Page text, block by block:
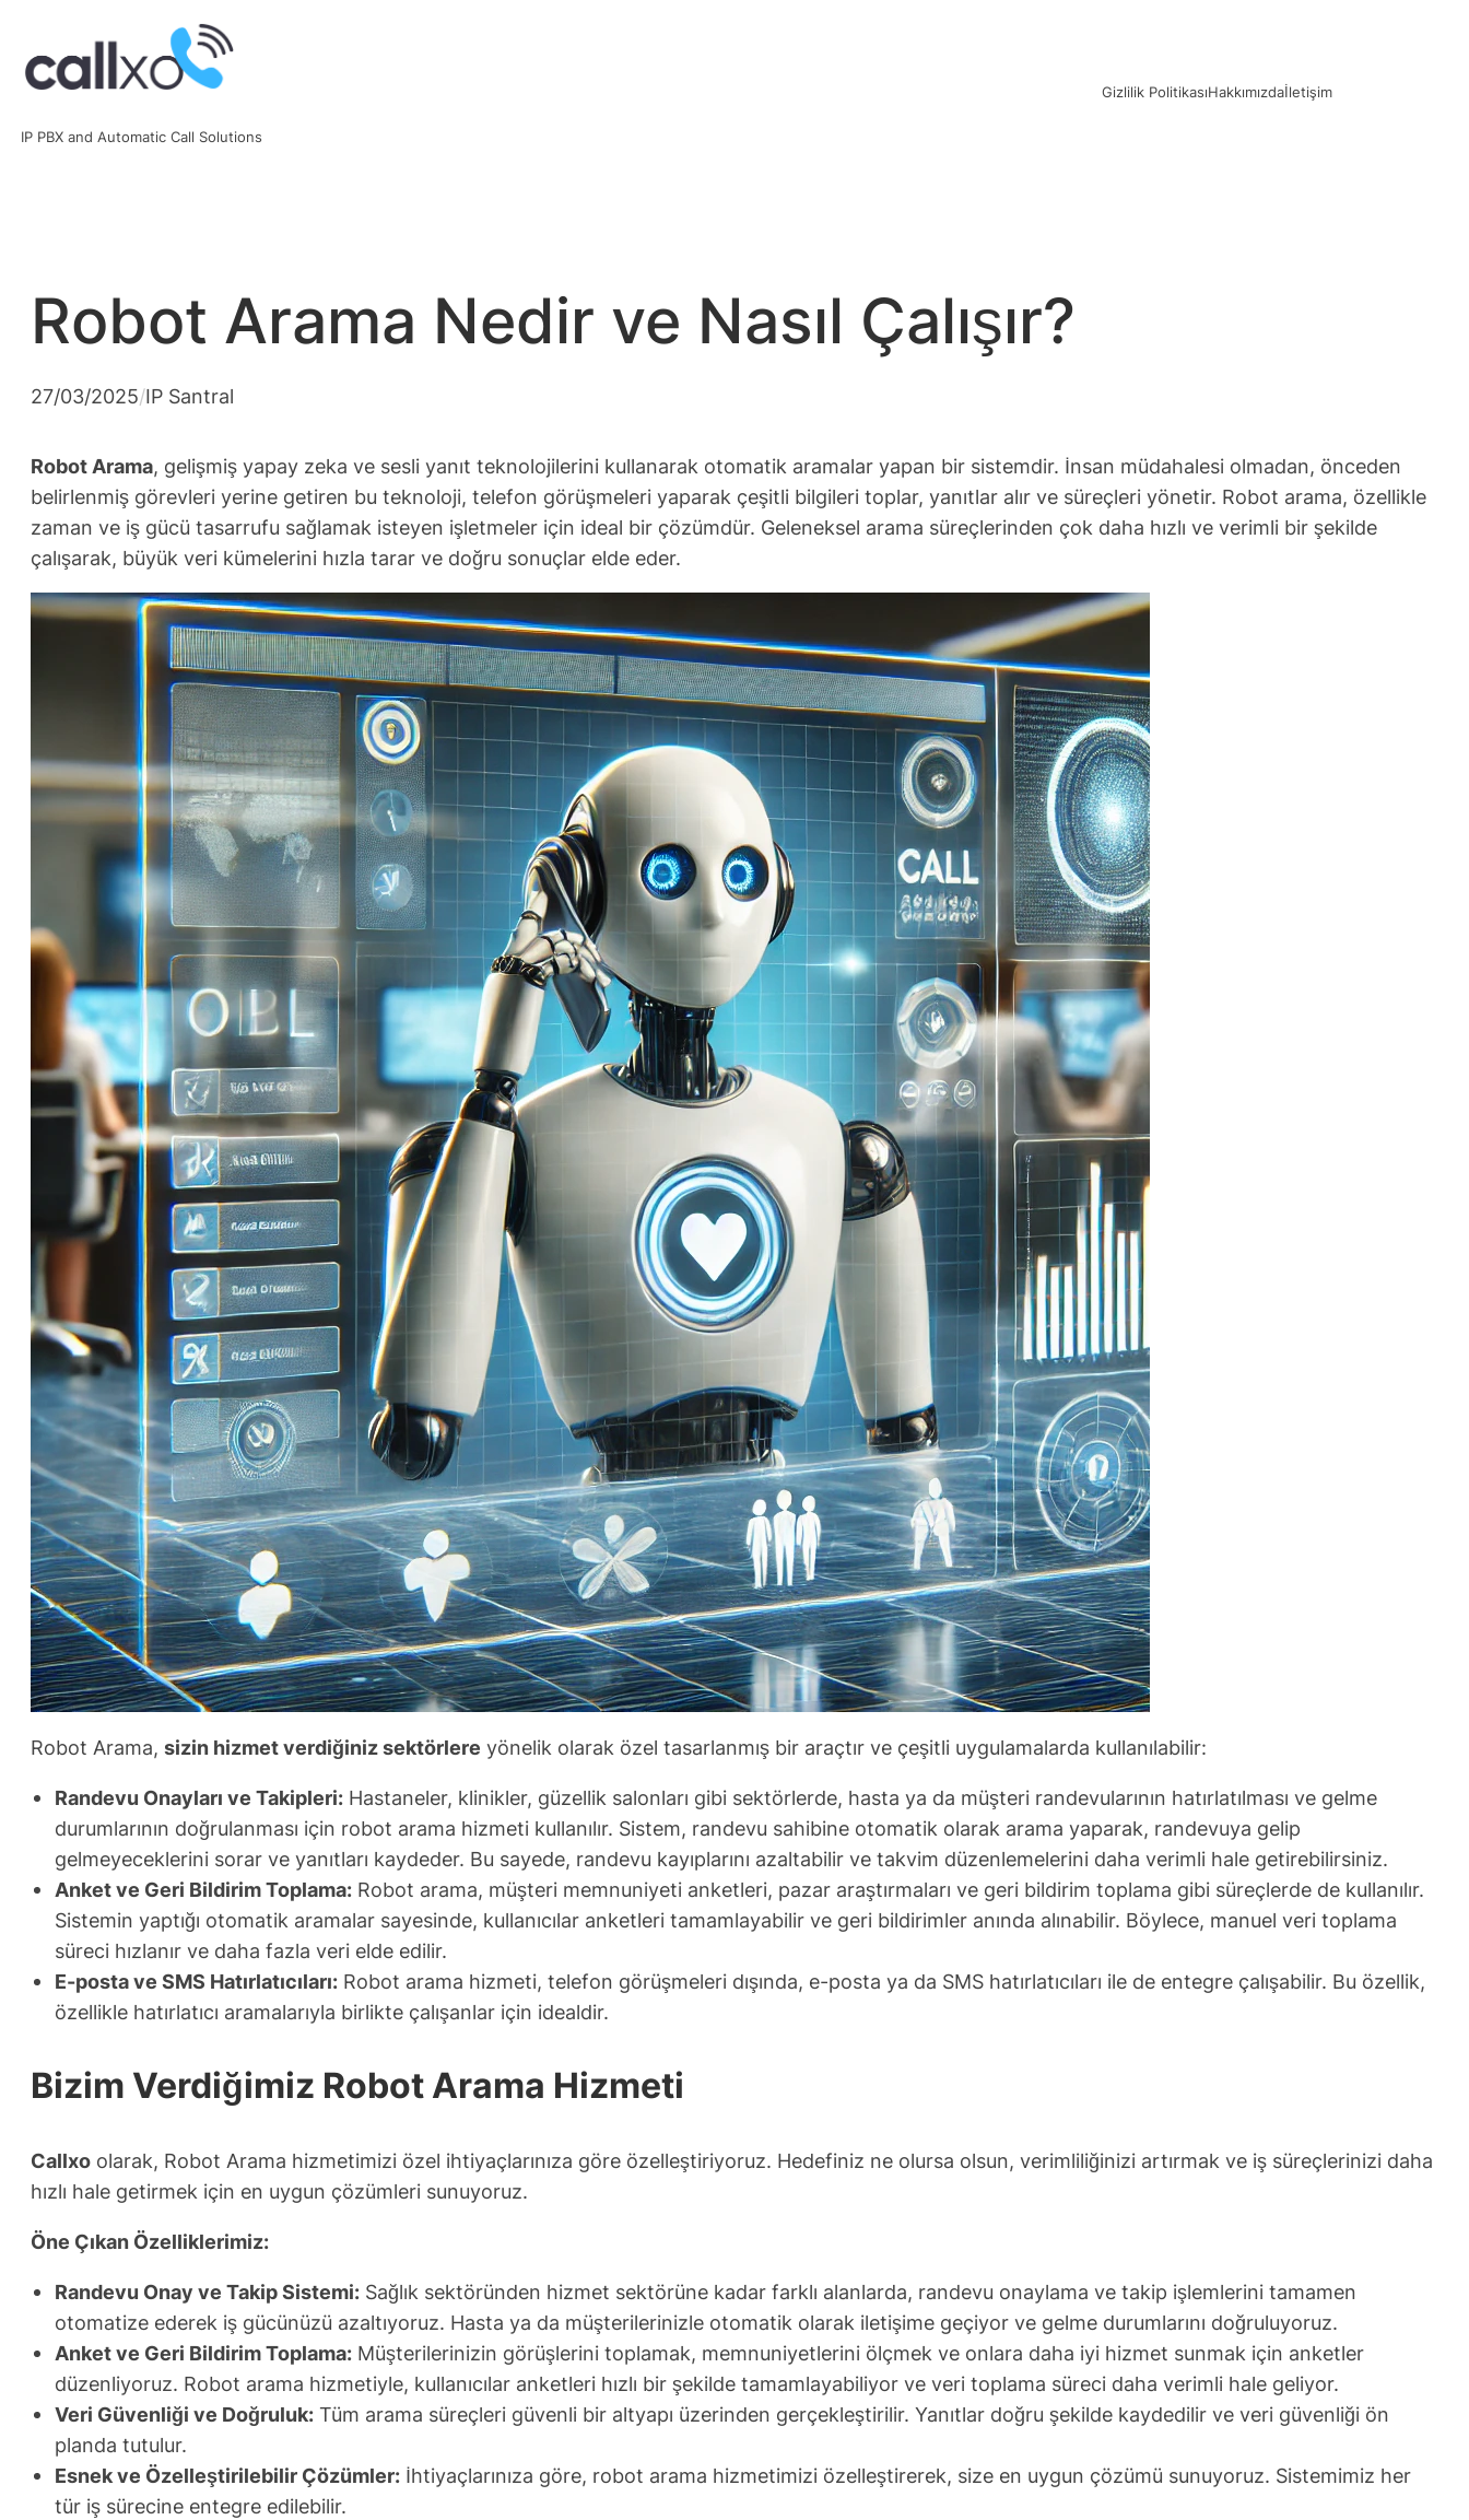
content
IP PBX and Automatic Call Solutions
Gizlilik PolitikasıHakkımızdaİletişim
Robot Arama Nedir ve Nasıl Çalışır?
27/03/2025/IP Santral
Robot Arama, gelişmiş yapay zeka ve sesli yanıt teknolojilerini kullanarak otomatik aramalar yapan bir sistemdir. İnsan müdahalesi olmadan, önceden
belirlenmiş görevleri yerine getiren bu teknoloji, telefon görüşmeleri yaparak çeşitli bilgileri toplar, yanıtlar alır ve süreçleri yönetir. Robot arama, özellikle
zaman ve iş gücü tasarrufu sağlamak isteyen işletmeler için ideal bir çözümdür. Geleneksel arama süreçlerinden çok daha hızlı ve verimli bir şekilde
çalışarak, büyük veri kümelerini hızla tarar ve doğru sonuçlar elde eder.
Robot Arama, sizin hizmet verdiğiniz sektörlere yönelik olarak özel tasarlanmış bir araçtır ve çeşitli uygulamalarda kullanılabilir:
Randevu Onayları ve Takipleri: Hastaneler, klinikler, güzellik salonları gibi sektörlerde, hasta ya da müşteri randevularının hatırlatılması ve gelme
durumlarının doğrulanması için robot arama hizmeti kullanılır. Sistem, randevu sahibine otomatik olarak arama yaparak, randevuya gelip
gelmeyeceklerini sorar ve yanıtları kaydeder. Bu sayede, randevu kayıplarını azaltabilir ve takvim düzenlemelerini daha verimli hale getirebilirsiniz.
Anket ve Geri Bildirim Toplama: Robot arama, müşteri memnuniyeti anketleri, pazar araştırmaları ve geri bildirim toplama gibi süreçlerde de kullanılır.
Sistemin yaptığı otomatik aramalar sayesinde, kullanıcılar anketleri tamamlayabilir ve geri bildirimler anında alınabilir. Böylece, manuel veri toplama
süreci hızlanır ve daha fazla veri elde edilir.
E-posta ve SMS Hatırlatıcıları: Robot arama hizmeti, telefon görüşmeleri dışında, e-posta ya da SMS hatırlatıcıları ile de entegre çalışabilir. Bu özellik,
özellikle hatırlatıcı aramalarıyla birlikte çalışanlar için idealdir.
Bizim Verdiğimiz Robot Arama Hizmeti
Callxo olarak, Robot Arama hizmetimizi özel ihtiyaçlarınıza göre özelleştiriyoruz. Hedefiniz ne olursa olsun, verimliliğinizi artırmak ve iş süreçlerinizi daha
hızlı hale getirmek için en uygun çözümleri sunuyoruz.
Öne Çıkan Özelliklerimiz:
Randevu Onay ve Takip Sistemi: Sağlık sektöründen hizmet sektörüne kadar farklı alanlarda, randevu onaylama ve takip işlemlerini tamamen
otomatize ederek iş gücünüzü azaltıyoruz. Hasta ya da müşterilerinizle otomatik olarak iletişime geçiyor ve gelme durumlarını doğruluyoruz.
Anket ve Geri Bildirim Toplama: Müşterilerinizin görüşlerini toplamak, memnuniyetlerini ölçmek ve onlara daha iyi hizmet sunmak için anketler
düzenliyoruz. Robot arama hizmetiyle, kullanıcılar anketleri hızlı bir şekilde tamamlayabiliyor ve veri toplama süreci daha verimli hale geliyor.
Veri Güvenliği ve Doğruluk: Tüm arama süreçleri güvenli bir altyapı üzerinden gerçekleştirilir. Yanıtlar doğru şekilde kaydedilir ve veri güvenliği ön
planda tutulur.
Esnek ve Özelleştirilebilir Çözümler: İhtiyaçlarınıza göre, robot arama hizmetimizi özelleştirerek, size en uygun çözümü sunuyoruz. Sistemimiz her
tür iş sürecine entegre edilebilir.